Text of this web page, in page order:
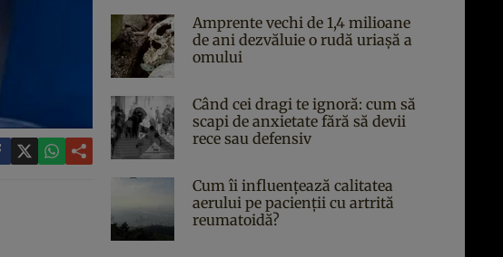
Amprente vechi de 1,4 milioane
de ani dezvăluie o rudă uriașă a
omului
Când cei dragi te ignoră: cum să
scapi de anxietate fără să devii
rece sau defensiv
Cum îi influențează calitatea
aerului pe pacienții cu artrită
reumatoidă?